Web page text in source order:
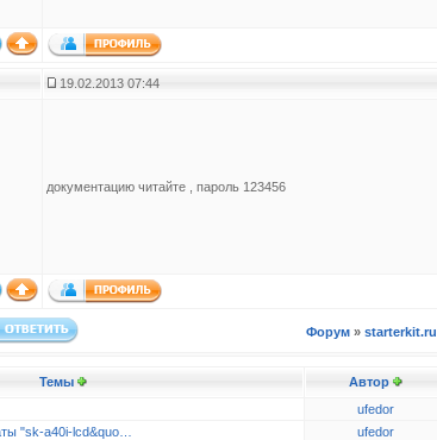
19.02.2013 07:44
документацию читайте , пароль 123456
Форум » starterkit.ru
Темы Автор
ufedor
"sk-a40i-lcd&quo…
ufedor